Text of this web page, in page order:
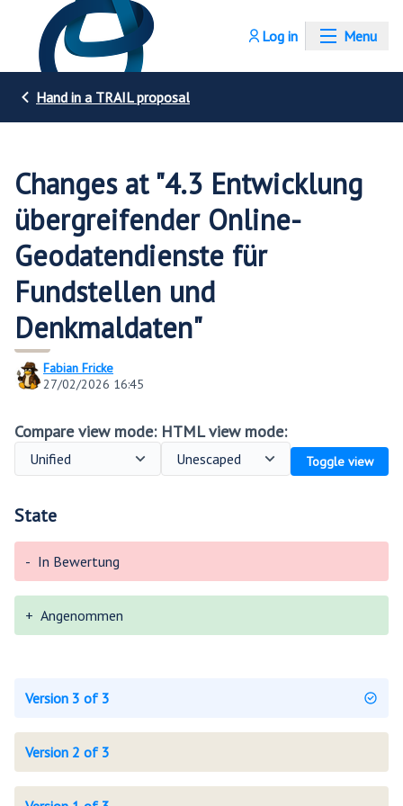
Menu
Log in
Hand in a TRAIL proposal
Changes at "4.3 Entwicklung
übergreifender Online-
Geodatendienste für
Fundstellen und
Denkmaldaten"
Fabian Fricke
27/02/2026 16:45
Compare view mode: HTML view mode:
Toggle view
State
- In Bewertung
+ Angenommen
Version 3 of 3
Version 2 of 3